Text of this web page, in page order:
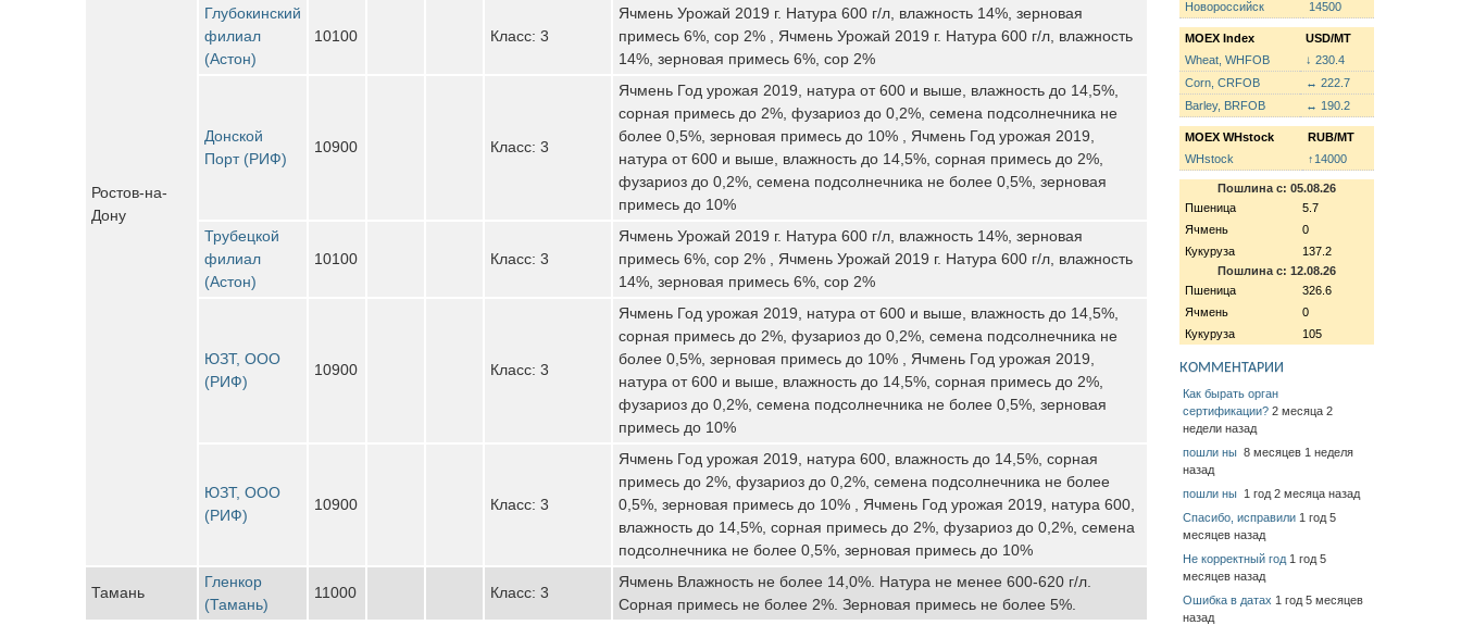
Ростов-на-
Дону
Глубокинский
филиал
(Астон)
10100 Класс: 3
Ячмень Урожай 2019 г. Натура 600 г/л, влажность 14%, зерновая
примесь 6%, сор 2% , Ячмень Урожай 2019 г. Натура 600 г/л, влажность
14%, зерновая примесь 6%, сор 2%
Донской
Порт (РИФ)
10900 Класс: 3
Ячмень Год урожая 2019, натура от 600 и выше, влажность до 14,5%,
сорная примесь до 2%, фузариоз до 0,2%, семена подсолнечника не
более 0,5%, зерновая примесь до 10% , Ячмень Год урожая 2019,
натура от 600 и выше, влажность до 14,5%, сорная примесь до 2%,
фузариоз до 0,2%, семена подсолнечника не более 0,5%, зерновая
примесь до 10%
Трубецкой
филиал
(Астон)
10100 Класс: 3
Ячмень Урожай 2019 г. Натура 600 г/л, влажность 14%, зерновая
примесь 6%, сор 2% , Ячмень Урожай 2019 г. Натура 600 г/л, влажность
14%, зерновая примесь 6%, сор 2%
ЮЗТ, ООО
(РИФ)
10900 Класс: 3
Ячмень Год урожая 2019, натура от 600 и выше, влажность до 14,5%,
сорная примесь до 2%, фузариоз до 0,2%, семена подсолнечника не
более 0,5%, зерновая примесь до 10% , Ячмень Год урожая 2019,
натура от 600 и выше, влажность до 14,5%, сорная примесь до 2%,
фузариоз до 0,2%, семена подсолнечника не более 0,5%, зерновая
примесь до 10%
ЮЗТ, ООО
(РИФ)
10900 Класс: 3
Ячмень Год урожая 2019, натура 600, влажность до 14,5%, сорная
примесь до 2%, фузариоз до 0,2%, семена подсолнечника не более
0,5%, зерновая примесь до 10% , Ячмень Год урожая 2019, натура 600,
влажность до 14,5%, сорная примесь до 2%, фузариоз до 0,2%, семена
подсолнечника не более 0,5%, зерновая примесь до 10%
Тамань
Гленкор
(Тамань)
11000 Класс: 3
Ячмень Влажность не более 14,0%. Натура не менее 600-620 г/л.
Сорная примесь не более 2%. Зерновая примесь не более 5%.
Новороссийск
14500
MOEX Index
USD/MT
Wheat, WHFOB
↓ 230.4
Corn, CRFOB
↔ 222.7
Barley, BRFOB
↔ 190.2
MOEX WHstock
RUB/MT
WHstock
↑14000
Пошлина с: 05.08.26
Пшеница
5.7
Ячмень
0
Кукуруза
137.2
Пошлина с: 12.08.26
Пшеница
326.6
Ячмень
0
Кукуруза
105
КОММЕНТАРИИ
Как бырать орган
сертификации? 2 месяца 2
недели назад
пошли ны 8 месяцев 1 неделя
назад
пошли ны 1 год 2 месяца назад
Спасибо, исправили 1 год 5
месяцев назад
Не корректный год 1 год 5
месяцев назад
Ошибка в датах 1 год 5 месяцев
назад